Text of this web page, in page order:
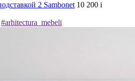
2 Sambonet 10 200 i
#arhitectura_mebeli